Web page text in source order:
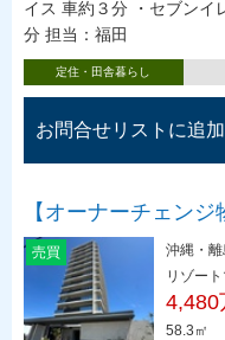
イス 車約３分 ・セブンイ
分 担当：福田
定住・田舎暮らし
お問合せリストに追
【オーナーチェン
売買
沖縄・
リゾー
4,480
58.3㎡